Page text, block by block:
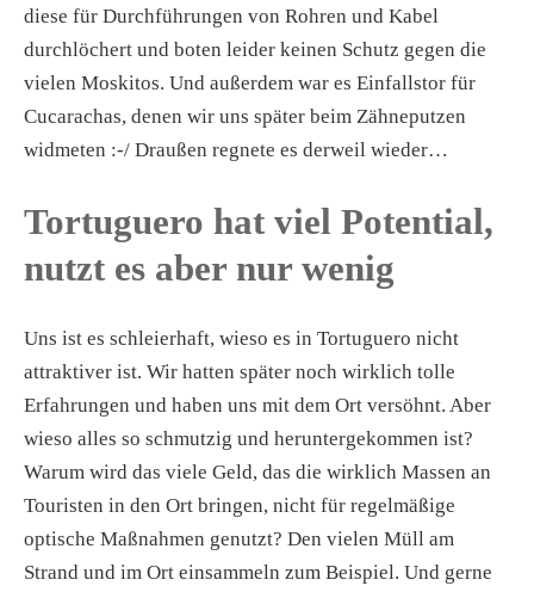
diese für Durchführungen von Rohren und Kabel
durchlöchert und boten leider keinen Schutz gegen die
vielen Moskitos. Und außerdem war es Einfallstor für
Cucarachas, denen wir uns später beim Zähneputzen
widmeten :-/ Draußen regnete es derweil wieder…
Tortuguero hat viel Potential,
nutzt es aber nur wenig
Uns ist es schleierhaft, wieso es in Tortuguero nicht
attraktiver ist. Wir hatten später noch wirklich tolle
Erfahrungen und haben uns mit dem Ort versöhnt. Aber
wieso alles so schmutzig und heruntergekommen ist?
Warum wird das viele Geld, das die wirklich Massen an
Touristen in den Ort bringen, nicht für regelmäßige
optische Maßnahmen genutzt? Den vielen Müll am
Strand und im Ort einsammeln zum Beispiel. Und gerne